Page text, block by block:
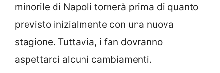
minorile di Napoli tornerà prima di quanto
previsto inizialmente con una nuova
stagione. Tuttavia, i fan dovranno
aspettarci alcuni cambiamenti.